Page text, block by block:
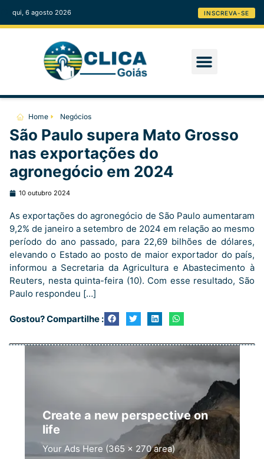
qui, 6 agosto 2026 INSCREVA-SE
Home Negócios
São Paulo supera Mato Grosso
nas exportações do
agronegócio em 2024
10 outubro 2024
As exportações do agronegócio de São Paulo aumentaram
9,2% de janeiro a setembro de 2024 em relação ao mesmo
período do ano passado, para 22,69 bilhões de dólares,
elevando o Estado ao posto de maior exportador do país,
informou a Secretaria da Agricultura e Abastecimento à
Reuters, nesta quinta-feira (10). Com esse resultado, São
Paulo respondeu […]
Gostou? Compartilhe :
Create a new perspective on
life
Your Ads Here (365 x 270 area)